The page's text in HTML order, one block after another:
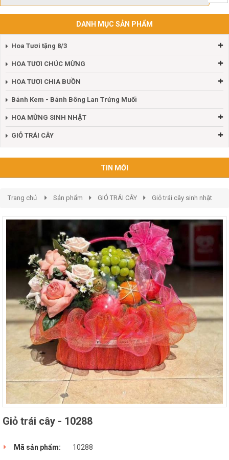
DANH MỤC SẢN PHẨM
Hoa Tươi tặng 8/3
HOA TƯƠI CHÚC MỪNG
HOA TƯƠI CHIA BUỒN
Bánh Kem - Bánh Bông Lan Trứng Muối
HOA MỪNG SINH NHẬT
GIỎ TRÁI CÂY
TIN MỚI
Trang chủ Sản phẩm GIỎ TRÁI CÂY Giỏ trái cây sinh nhật
Giỏ trái cây - 10288
Mã sản phẩm: 10288